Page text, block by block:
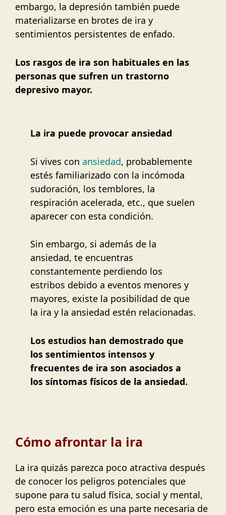
embargo, la depresión también puede
materializarse en brotes de ira y
sentimientos persistentes de enfado.
Los rasgos de ira son habituales en las
personas que sufren un trastorno
depresivo mayor.
La ira puede provocar ansiedad
Si vives con ansiedad, probablemente
estés familiarizado con la incómoda
sudoración, los temblores, la
respiración acelerada, etc., que suelen
aparecer con esta condición.
Sin embargo, si además de la
ansiedad, te encuentras
constantemente perdiendo los
estribos debido a eventos menores y
mayores, existe la posibilidad de que
la ira y la ansiedad estén relacionadas.
Los estudios han demostrado que
los sentimientos intensos y
frecuentes de ira son asociados a
los síntomas físicos de la ansiedad.
Cómo afrontar la ira
La ira quizás parezca poco atractiva después
de conocer los peligros potenciales que
supone para tu salud física, social y mental,
pero esta emoción es una parte necesaria de